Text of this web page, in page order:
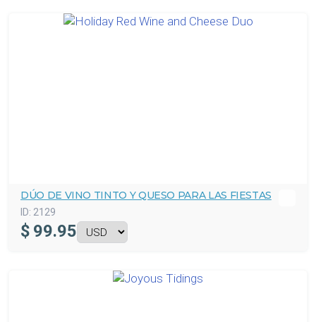
DÚO DE VINO TINTO Y QUESO PARA LAS FIESTAS
ID: 2129
$ 99.95